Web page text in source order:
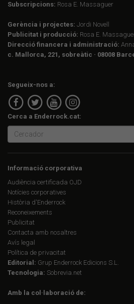
Subscripcions: Rosa E. Massaguer
Gerència i projectes: Jordi Novell
Publicitat i producció: Rosa E.
Direcció financera i administració:
c. Mallorca, 221, sobreàtic · 08008
Segueix-nos a:
Cerca a Enderrock.cat:
Informació corporativa
Audiència certificada OJD
Notícies corporatives
Història d'Enderrock
Reconeixements
Publicitat
Contacta amb nosaltres
Avís legal
Política de privacitat
Editorial: Grup Enderrock Edicions S.L.
Tecnologia: Sobrevia.net
Amb la col·laboració de: